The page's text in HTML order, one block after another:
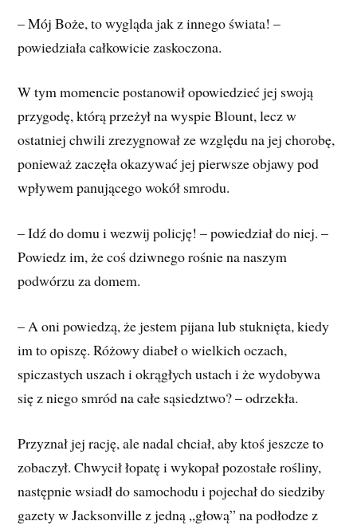
– Mój Boże, to wygląda jak z innego świata! –
powiedziała całkowicie zaskoczona.
W tym momencie postanowił opowiedzieć jej swoją
przygodę, którą przeżył na wyspie Blount, lecz w
ostatniej chwili zrezygnował ze względu na jej chorobę,
ponieważ zaczęła okazywać jej pierwsze objawy pod
wpływem panującego wokół smrodu.
– Idź do domu i wezwij policję! – powiedział do niej. –
Powiedz im, że coś dziwnego rośnie na naszym
podwórzu za domem.
– A oni powiedzą, że jestem pijana lub stuknięta, kiedy
im to opiszę. Różowy diabeł o wielkich oczach,
spiczastych uszach i okrągłych ustach i że wydobywa
się z niego smród na całe sąsiedztwo? – odrzekła.
Przyznał jej rację, ale nadal chciał, aby ktoś jeszcze to
zobaczył. Chwycił łopatę i wykopał pozostałe rośliny,
następnie wsiadł do samochodu i pojechał do siedziby
gazety w Jacksonville z jedną „głową” na podłodze z